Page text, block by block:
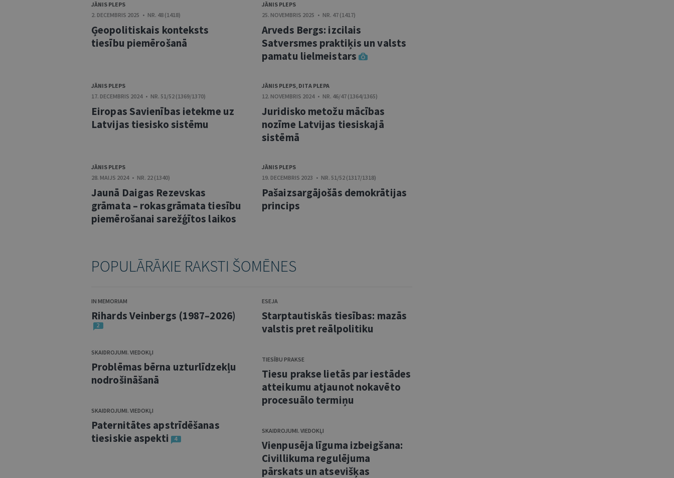
JĀNIS PLEPS
2. DECEMBRIS 2025 • NR. 48 (1418)
Ģeopolitiskais konteksts
tiesību piemērošanā
JĀNIS PLEPS
25. NOVEMBRIS 2025 • NR. 47 (1417)
Arveds Bergs: izcilais
Satversmes praktiķis un valsts
pamatu lielmeistars
JĀNIS PLEPS
17. DECEMBRIS 2024 • NR. 51/52 (1369/1370)
Eiropas Savienības ietekme uz
Latvijas tiesisko sistēmu
JĀNIS PLEPS, DITA PLEPA
12. NOVEMBRIS 2024 • NR. 46/47 (1364/1365)
Juridisko metožu mācības
nozīme Latvijas tiesiskajā
sistēmā
JĀNIS PLEPS
28. MAIJS 2024 • NR. 22 (1340)
Jaunā Daigas Rezevskas
grāmata – rokasgrāmata tiesību
piemērošanai sarežģītos laikos
JĀNIS PLEPS
19. DECEMBRIS 2023 • NR. 51/52 (1317/1318)
Pašaizsargājošās demokrātijas
princips
POPULĀRĀKIE RAKSTI ŠOMĒNES
IN MEMORIAM
Rihards Veinbergs (1987–2026)
2
SKAIDROJUMI. VIEDOKĻI
Problēmas bērna uzturlīdzekļu
nodrošināšanā
SKAIDROJUMI. VIEDOKĻI
Paternitātes apstrīdēšanas
tiesiskie aspekti
4
ESEJA
Starptautiskās tiesības: mazās
valstis pret reālpolitiku
TIESĪBU PRAKSE
Tiesu prakse lietās par iestādes
atteikumu atjaunot nokavēto
procesuālo termiņu
SKAIDROJUMI. VIEDOKĻI
Vienpusēja līguma izbeigšana:
Civillikuma regulējuma
pārskats un atsevišķas